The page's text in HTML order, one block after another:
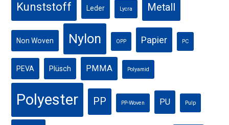
Kunststoff Leder Lycra Metall
Non Woven Nylon OPP Papier PC
PEVA Plüsch PMMA Polyamid
Polyester PP PP-Woven PU Pulp